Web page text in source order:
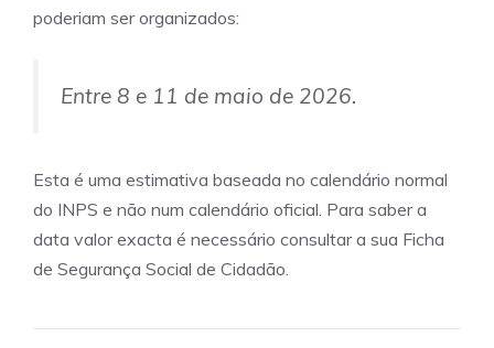
poderiam ser organizados:
Entre 8 e 11 de maio de 2026.
Esta é uma estimativa baseada no calendário normal
do INPS e não num calendário oficial. Para saber a
data valor exacta é necessário consultar a sua Ficha
de Segurança Social de Cidadão.